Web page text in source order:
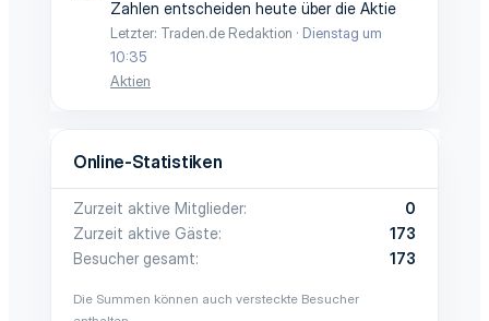
Zahlen entscheiden heute über die Aktie
Letzter: Traden.de Redaktion
Dienstag um
10:35
Aktien
Online-Statistiken
Zurzeit aktive Mitglieder
0
Zurzeit aktive Gäste
173
Besucher gesamt
173
Die Summen können auch versteckte Besucher